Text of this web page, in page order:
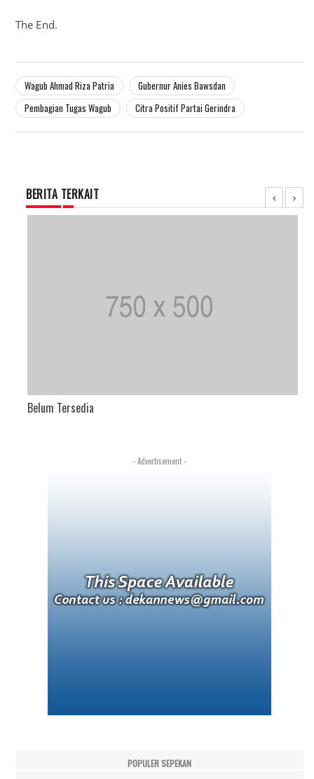
The End.
Wagub Ahmad Riza Patria
Gubernur Anies Bawsdan
Pembagian Tugas Wagub
Citra Positif Partai Gerindra
BERITA TERKAIT
Belum Tersedia
- Advertisement -
POPULER SEPEKAN